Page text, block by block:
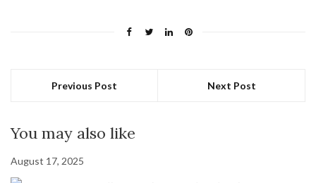
Previous Post Next Post
You may also like
August 17, 2025